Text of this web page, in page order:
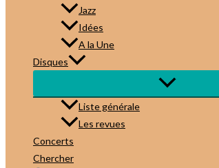
Jazz
Idées
A la Une
Disques
Liste générale
Les revues
Concerts
Chercher